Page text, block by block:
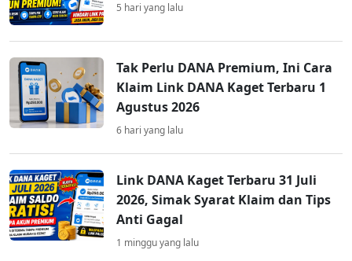
5 hari yang lalu
Tak Perlu DANA Premium, Ini Cara
Klaim Link DANA Kaget Terbaru 1
Agustus 2026
6 hari yang lalu
Link DANA Kaget Terbaru 31 Juli
2026, Simak Syarat Klaim dan Tips
Anti Gagal
1 minggu yang lalu